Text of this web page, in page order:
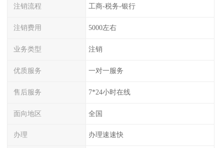
注销流程 工商-税务-银行
注销费用 5000左右
业务类型 注销
优质服务 一对一服务
售后服务 7*24小时在线
面向地区 全国
办理 办理速速快